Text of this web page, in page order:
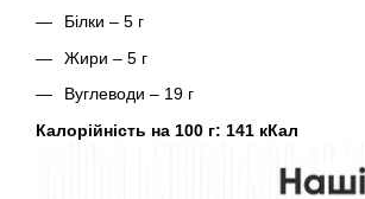
Білки – 5 г
Жири – 5 г
Вуглеводи – 19 г
Калорійність на 100 г: 141 кКал